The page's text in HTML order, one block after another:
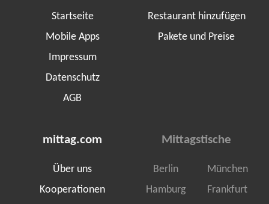
Startseite
Mobile Apps
Impressum
Datenschutz
AGB
Restaurant hinzufügen
Pakete und Preise
mittag.com
Über uns
Kooperationen
Mittagstische
Berlin
München
Hamburg
Frankfurt